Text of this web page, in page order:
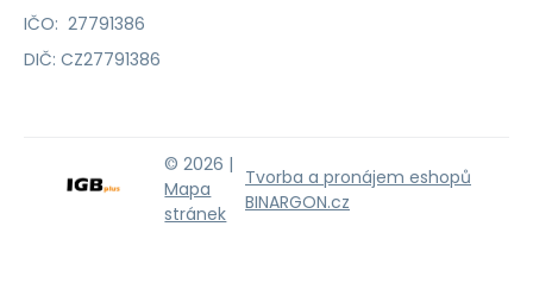
IČO: 27791386
DIČ: CZ27791386
© 2026 |
Mapa
stránek
Tvorba a pronájem eshopů
BINARGON.cz